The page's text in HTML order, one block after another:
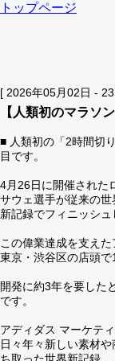
トップページ
[ 2026年05月02日 -
【人類初のマラソ
■ 人類初の「2時間切
目です。
4月26日に開催された
サウェ選手が従来の
新記録でフィニッシュ
この偉業達成を支え
東京・渋谷区の店頭で
開発に約3年を要した
です。
アディダス マーケテ
日々年々新しい素材